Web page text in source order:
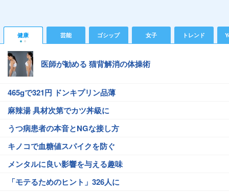
健康 芸能 ゴシップ 女子 トレンド
医師が勧める 猫背解消の体操術
465gで321円 ドンキプリン品薄
麻辣湯 具材次第でカツ丼級に
うつ病患者の本音とNGな接し方
キノコで血糖値スパイクを防ぐ
メンタルに良い影響を与える趣味
「モテるためのヒント」326人に